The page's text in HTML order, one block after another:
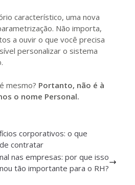
característico, uma nova
Não importa,
a ouvir o que você precisa
personalizar o sistema
mesmo? Portanto, não é à
o nome Personal.
corporativos: o que
contratar
nas empresas: por que isso
tão importante para o RH?